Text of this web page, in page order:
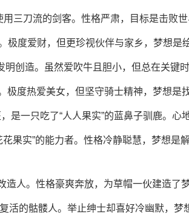
用三刀流的剑客。性格严肃，目标是击败
极度爱财，但更珍视伙伴与家乡，梦想是
明创造。虽然爱吹牛且胆小，但总在关键
极度热爱美女，但坚守骑士精神，梦想是
是一只吃了“人人果实”的蓝鼻子驯鹿。心
花果实”的能力者。性格冷静聪慧，梦想是
造人。性格豪爽奔放，为草帽一伙建造了
复活的骷髅人。举止绅士却喜好冷幽默，